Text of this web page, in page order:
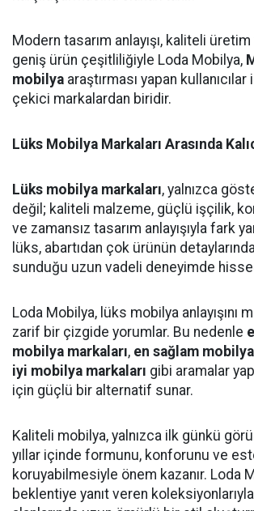
Modern tasarım anlayışı, kaliteli üretim
geniş ürün çeşitliliğiyle Loda Mobilya,
mobilya araştırması yapan
çekici markalardan biridir.
Lüks Mobilya Markaları Arasında
Lüks mobilya markaları, yalnızca
değil; kaliteli malzeme, güçlü işçilik,
ve zamansız tasarım anlayışıyla fark
lüks, abartıdan çok ürünün
sunduğu uzun vadeli deneyimde
Loda Mobilya, lüks mobilya anlayışını
zarif bir çizgide yorumlar. Bu nedenle
mobilya markaları, en sağlam
iyi mobilya markaları gibi aramalar
için güçlü bir alternatif sunar.
Kaliteli mobilya, yalnızca ilk günkü
yıllar içinde formunu, konforunu ve
koruyabilmesiyle önem kazanır. Loda
beklentiye yanıt veren